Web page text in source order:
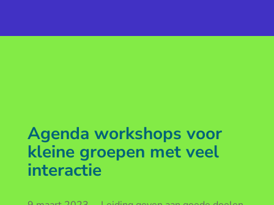
Agenda workshops voor
kleine groepen met veel
interactie